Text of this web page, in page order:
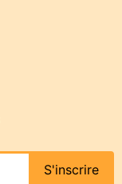
S'inscrire